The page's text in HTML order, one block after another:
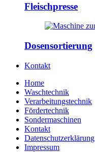
Fleischpresse
Dosensortierung
Kontakt
Home
Waschtechnik
Verarbeitungstechnik
Fördertechnik
Sondermaschinen
Kontakt
Datenschutzerklärung
Impressum